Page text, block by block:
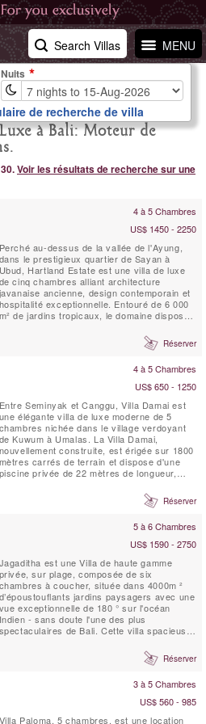
MENU
Search Villas
à Bali: Moteur de
Voir les résultats de recherche sur une
4 à 5 Chambres
US$ 1450 - 2250
Perché au-dessus de la vallée de l'Ayung,
dans le prestigieux quartier de Sayan à
Ubud, Hartland Estate est une villa de luxe
de cinq chambres alliant architecture
javanaise ancienne, design contemporain et
hospitalité exceptionnelle. Entouré de 6 000
m² de jardins tropicaux, le domaine dispose
d'eau salée de 26 mètres alimentée par une
source naturelle, de vues panoramiques sur
Réserver
4 à 5 Chambres
US$ 650 - 1250
Entre Seminyak et Canggu, Villa Damai est
une élégante villa de luxe moderne de 5
chambres nichée dans le village verdoyant
de Kuwum à Umalas. La Villa Damai,
nouvellement construite, est érigée sur 1800
mètres carrés de terrain et dispose d'une
piscine privée de 22 mètres de longueur,
surplombant des champs de riz naturels.Réserver
5 à 6 Chambres
US$ 1590 - 2750
Jagaditha est une Villa de haute gamme
privée, sur plage, composée de six
chambres à coucher, située dans 4000m ²
d’époustouflants jardins paysagers avec une
vue exceptionnelle de 180 ° sur l'océan
Indien - sans doute l'une des plus
spectaculaires de Bali. Cette villa spacieuse,
pour les réunions de famille et les
rencontres. Que vous soyez 2 ou 12, notre
s'occupera de tous vos besoins.
Réserver
3 à 5 Chambres
US$ 560 - 985
Villa Paloma, 5 chambres, est une location
Nuits
de recherche de villa